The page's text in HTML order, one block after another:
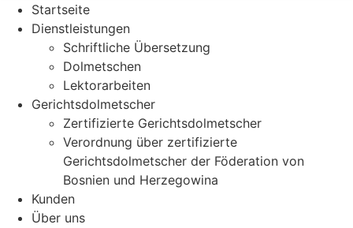
Startseite
Dienstleistungen
Schriftliche Übersetzung
Dolmetschen
Lektorarbeiten
Gerichtsdolmetscher
Zertifizierte Gerichtsdolmetscher
Verordnung über zertifizierte
Gerichtsdolmetscher der Föderation von
Bosnien und Herzegowina
Kunden
Über uns